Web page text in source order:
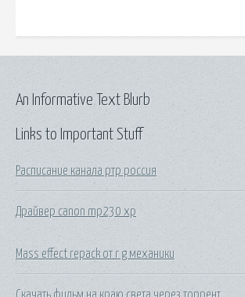
Links to Important Stuff
Расписание канала ртр россия
Драйвер canon mp230 xp
Mass effect repack от r g механики
Скачать фильм на краю света через торрент
An Informative Text Blurb